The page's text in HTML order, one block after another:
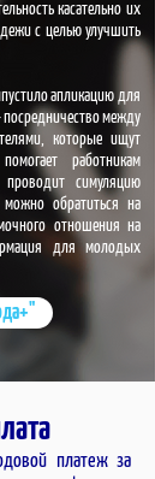
касательно их
с целью улучшить
апликацию для
между
которые ищут
работникам
симуляцию
обратиться на
отношения на
для молодых
платеж за